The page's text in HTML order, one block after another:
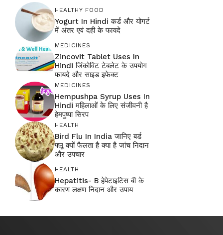
HEALTHY FOOD
Yogurt In Hindi कर्ड और योगर्ट
में अंतर एवं दही के फायदे
MEDICINES
Zincovit Tablet Uses In
Hindi जिंकोविट टेबलेट के उपयोग
फायदे और साइड इफेक्ट
MEDICINES
Hempushpa Syrup Uses In
Hindi महिलाओं के लिए संजीवनी है
हेमपुष्पा सिरप
HEALTH
Bird Flu In India जानिए बर्ड
फ्लू क्यों फैलता है क्या है जांच निदान
और उपचार
HEALTH
Hepatitis- B हेपेटाइटिस बी के
कारण लक्षण निदान और उपाय